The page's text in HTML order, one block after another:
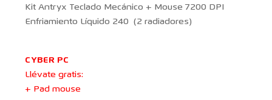
Kit Antryx Teclado Mecánico + Mouse 7200 DPI
Enfriamiento Líquido 240 (2 radiadores)
CYBER PC
Llévate gratis:
+ Pad mouse